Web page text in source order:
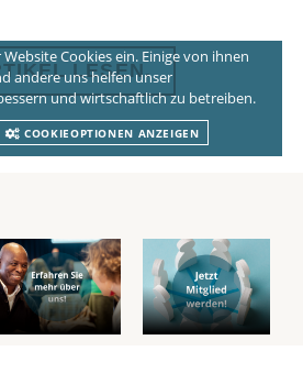
Cookies ein. Einige von ihnen
andere uns helfen unser
und wirtschaftlich zu betreiben.
COOKIEOPTIONEN ANZEIGEN
LESEN.